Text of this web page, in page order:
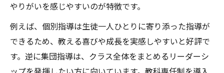
やりがいを感じやすいのが特徴です。
例えば、個別指導は生徒一人ひとりに寄り添った指導が
できるため、教える喜びや成長を実感しやすいと好評で
す。逆に集団指導は、クラス全体をまとめるリーダーシ